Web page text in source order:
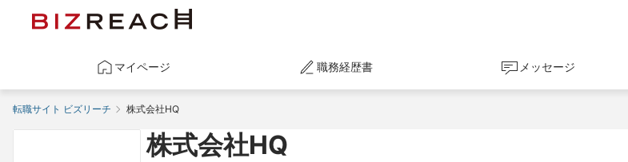
マイページ 職務経歴書 メッセージ
転職サイト ビズリーチ 株式会社HQ
株式会社HQ